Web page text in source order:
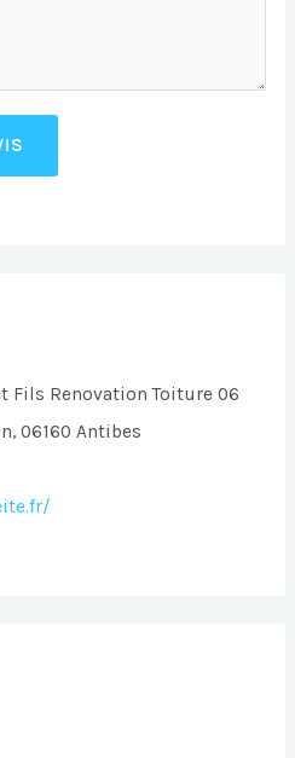
Fils Renovation Toiture 06
06160 Antibes